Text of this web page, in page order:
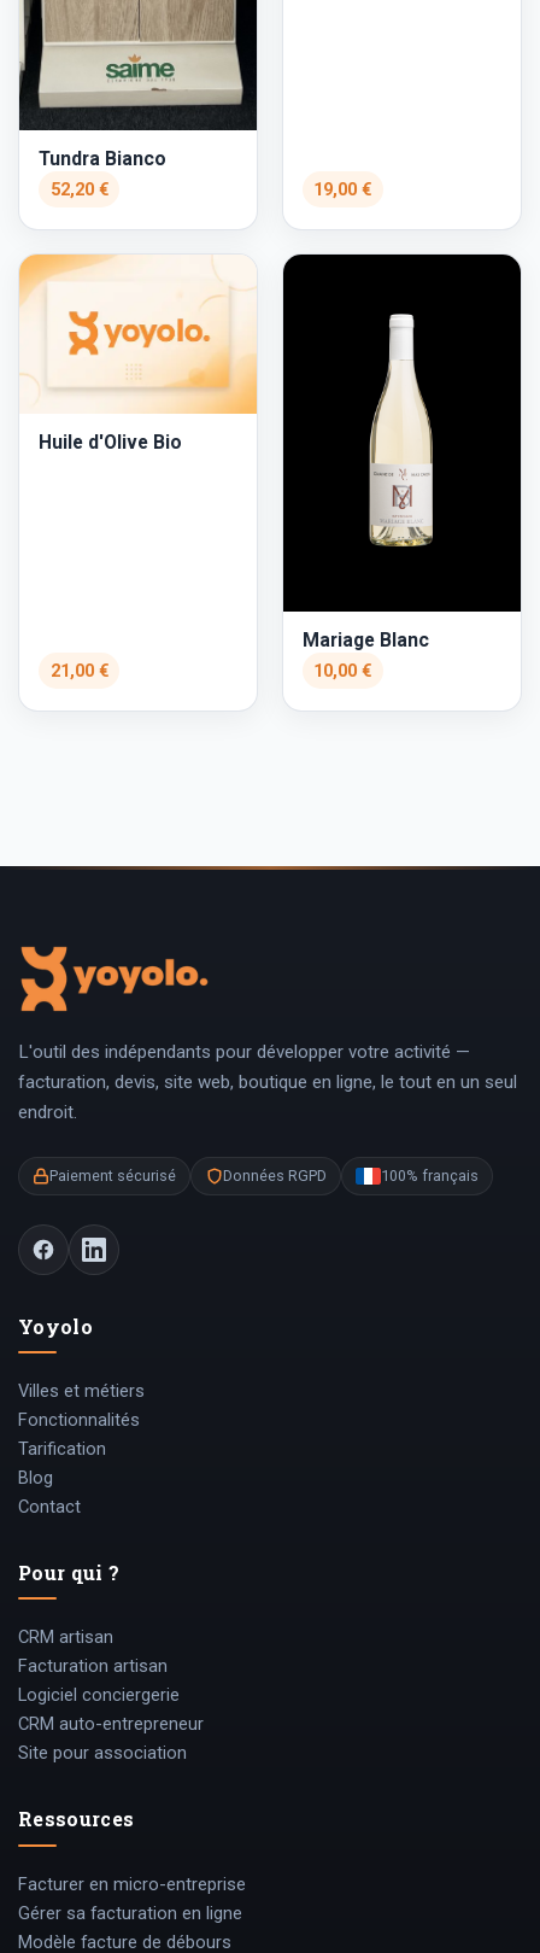
Tundra Bianco
52,20 € 19,00 €
Huile d'Olive Bio
21,00 €
Mariage Blanc
10,00 €
L'outil des indépendants pour développer votre activité —
facturation, devis, site web, boutique en ligne, le tout en un seul
endroit.
Paiement sécurisé Données RGPD 100% français
Yoyolo
Villes et métiers
Fonctionnalités
Tarification
Blog
Contact
Pour qui ?
CRM artisan
Facturation artisan
Logiciel conciergerie
CRM auto-entrepreneur
Site pour association
Ressources
Facturer en micro-entreprise
Gérer sa facturation en ligne
Modèle facture de débours